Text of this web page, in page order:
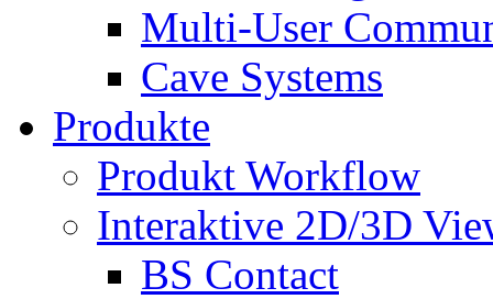
Multi-User
Cave Systems
Produkte
Produkt Workflow
Interaktive 2D/3D
BS Contact